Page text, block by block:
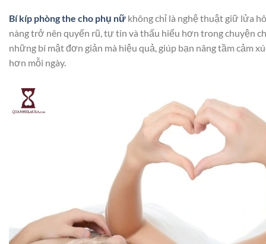
Bí kíp phòng the cho phụ nữ không chỉ là nghệ thuật giữ lửa
nàng trở nên quyến rũ, tự tin và thấu hiểu hơn trong chuyện
những bí mật đơn giản mà hiệu quả, giúp bạn nâng tầm cảm
hơn mỗi ngày.